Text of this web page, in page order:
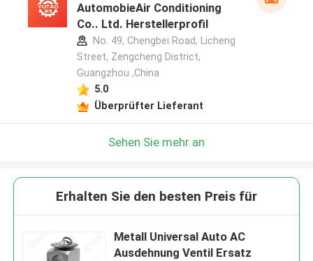
AutomobieAir Conditioning
Co.. Ltd. Herstellerprofil
No. 49, Chengbei Road, Licheng
Street, Zengcheng District,
Guangzhou ,China
5.0
Überprüfter Lieferant
Sehen Sie mehr an
Erhalten Sie den besten Preis für
Metall Universal Auto AC
Ausdehnung Ventil Ersatz